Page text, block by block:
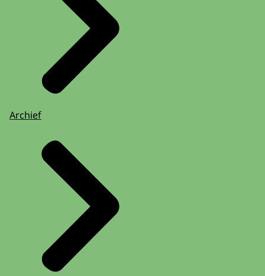
Mijn Gezonde Kinderopvang
Toekenning: via een mail met daarin de
toekenning dan wel afwijzing van je
aanvraag
Bijdrage: na toewijzing van je aanvraag
ontvang je het aangevraagde bedrag
Verantwoorden: beantwoord enkele
Meer weten? Lees
vragenover de stimuleringsbijdrage.
Archief